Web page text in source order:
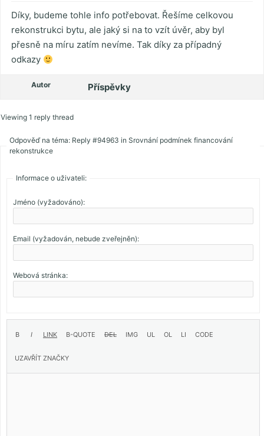
Díky, budeme tohle info potřebovat. Řešíme celkovou
rekonstrukci bytu, ale jaký si na to vzít úvěr, aby byl
přesně na míru zatím nevíme. Tak díky za případný
odkazy
Autor Příspěvky
Viewing 1 reply thread
Odpověď na téma: Reply #94963 in Srovnání podmínek financování
rekonstrukce
Informace o uživateli:
Jméno (vyžadováno):
Email (vyžadován, nebude zveřejněn):
Webová stránka: